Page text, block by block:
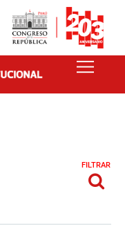
FILTRAR